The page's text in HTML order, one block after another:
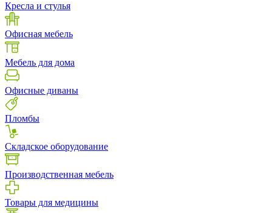
Кресла и стулья
Офисная мебель
Мебель для дома
Офисные диваны
Пломбы
Складское оборудование
Производственная мебель
Товары для медицины